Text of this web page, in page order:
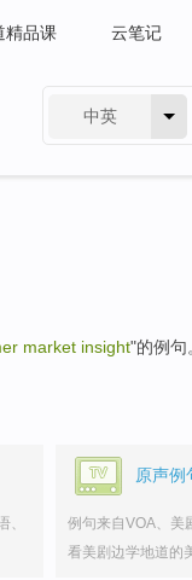
精品课 云笔记
中英
market insight"的例句
、
原声例
例句来自VOA、美
看美剧边学地道的